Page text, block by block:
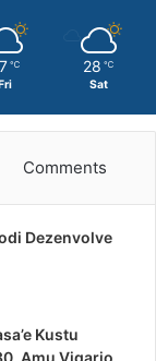
℃ 28 ℃
Sat
Comments
Dezenvolve
Kustu
Amu Vigario